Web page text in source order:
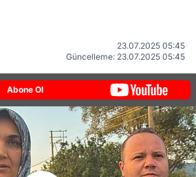
23.07.2025 05:45
Güncelleme: 23.07.2025 05:45
Abone Ol